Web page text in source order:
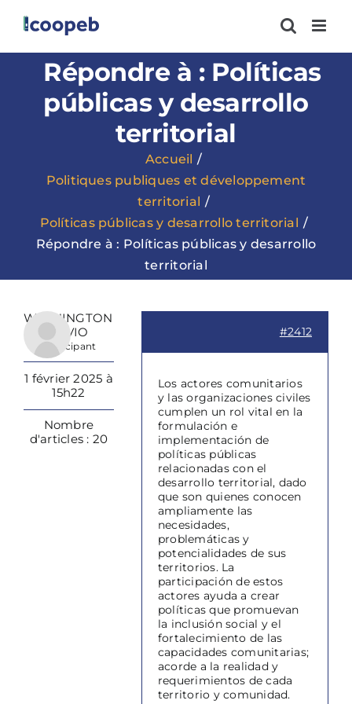
contenu
Répondre à : Políticas
públicas y desarrollo
territorial
Accueil
Politiques publiques et développement
territorial
Políticas públicas y desarrollo territorial
Répondre à : Políticas públicas y desarrollo
territorial
WASHINGTON
SILVIO
Participant
1 février 2025 à
15h22
Nombre
d'articles : 20
#2412
Los actores comunitarios
y las organizaciones civiles
cumplen un rol vital en la
formulación e
implementación de
políticas públicas
relacionadas con el
desarrollo territorial, dado
que son quienes conocen
ampliamente las
necesidades,
problemáticas y
potencialidades de sus
territorios. La
participación de estos
actores ayuda a crear
políticas que promuevan
la inclusión social y el
fortalecimiento de las
capacidades comunitarias;
acorde a la realidad y
requerimientos de cada
territorio y comunidad.